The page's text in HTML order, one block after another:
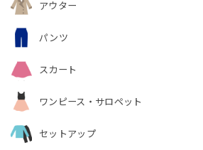
アウター
パンツ
スカート
ワンピース・サロペット
セットアップ